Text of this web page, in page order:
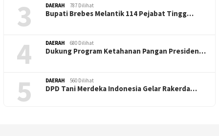
3 DAERAH 787 Dilihat
Bupati Brebes Melantik 114 Pejabat Tingg…
4 DAERAH 680 Dilihat
Dukung Program Ketahanan Pangan Presiden…
5 DAERAH 560 Dilihat
DPD Tani Merdeka Indonesia Gelar Rakerda…